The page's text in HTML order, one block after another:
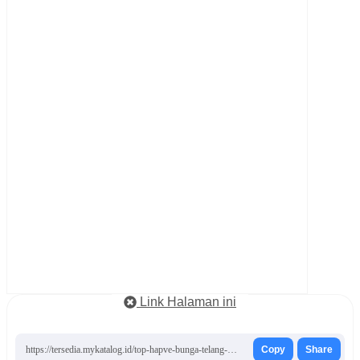
Link Halaman ini
https://tersedia.mykatalog.id/top-hapve-bunga-telang-mint/ Copy Share